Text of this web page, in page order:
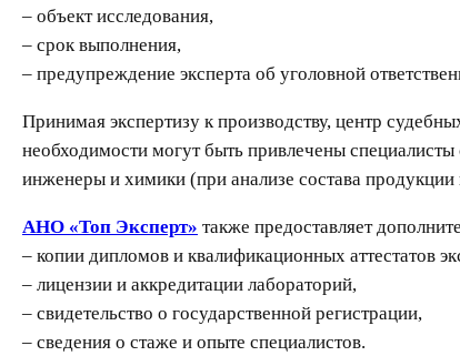
– объект исследования,
– срок выполнения,
– предупреждение эксперта об уголовной
Принимая экспертизу к производству, центр
необходимости могут быть привлечены
инженеры и химики (при анализе состава продукции
АНО «Топ Эксперт» также предоставляет
– копии дипломов и квалификационных аттестатов
– лицензии и аккредитации лабораторий,
– свидетельство о государственной регистрации,
– сведения о стаже и опыте специалистов.